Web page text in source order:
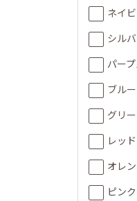
ネイ
シル
パー
ブル
グリ
レッ
オレ
ピンク